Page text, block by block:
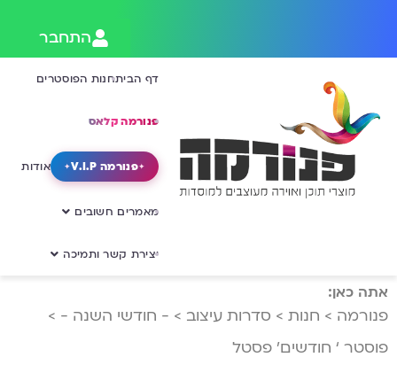
התחבר
דף הביתחנות הפוסטרים
פנורמה קלאס
פנורמה V.I.P אודות
מאמרים חשובים
יצירת קשר ותמיכה
אתה כאן:
פנורמה > חנות > סדרות עיצוב > - חודשי השנה - >
פוסטר ‘ חודשים’ פסטל